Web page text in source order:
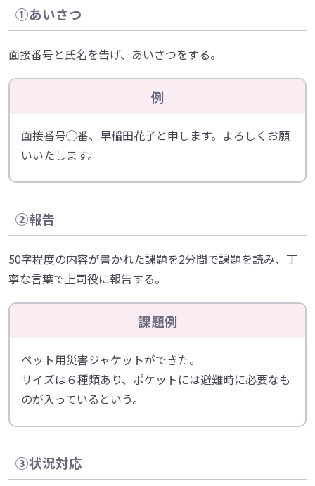
①あいさつ
面接番号と氏名を告げ、あいさつをする。
例
面接番号◯番、早稲田花子と申します。よろしくお願
いいたします。
②報告
50字程度の内容が書かれた課題を2分間で課題を読み、丁
寧な言葉で上司役に報告する。
課題例
ペット用災害ジャケットができた。
サイズは６種類あり、ポケットには避難時に必要なも
のが入っているという。
③状況対応